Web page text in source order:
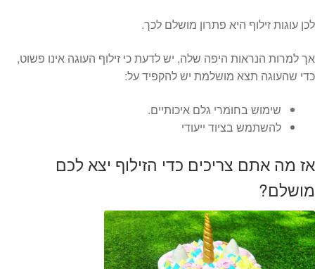
לכן עוגות זילוף היא פתרון מושלם לכך.
אך למרות הנראות היפה שלה, יש לדעת כי זילוף העוגה אינו פשוט,
כדי שהעוגה תצא מושלמת יש להקפיד על:
שימוש בחומרי גלם איכותיים.
להשתמש בציוד ייעודי
אז מה אתם צריכים כדי הזילוף יצא לכם
מושלם?